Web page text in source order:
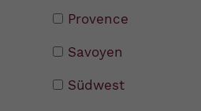
Provence
Savoyen
Südwest